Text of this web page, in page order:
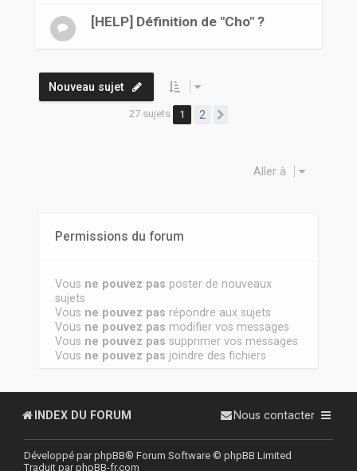
[HELP] Définition de "Cho" ?
Nouveau sujet
27 sujets 1 2
Aller à
Permissions du forum
Vous ne pouvez pas poster de nouveaux
sujets
Vous ne pouvez pas répondre aux sujets
Vous ne pouvez pas modifier vos messages
Vous ne pouvez pas supprimer vos messages
Vous ne pouvez pas joindre des fichiers
INDEX DU FORUM Nous contacter
Développé parphpBB® Forum Software © phpBB Limited
Traduit parphpBB-fr.com